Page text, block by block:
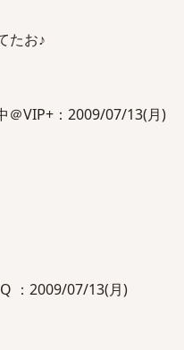
たお♪
＠VIP+：2009/07/13(月)
：2009/07/13(月)